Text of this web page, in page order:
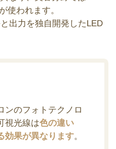
使われます。
出力を独自開発したLED
ンのフォトテクノロ
視光線は色の違い
効果が異なります。